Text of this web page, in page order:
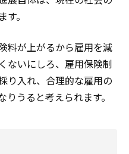
。
料が上がるから雇用を減
ないにしろ、雇用保険制
り入れ、合理的な雇用の
うると考えられます。